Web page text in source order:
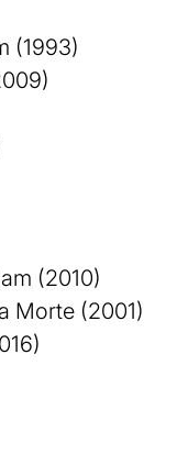
(1993)
(2010)
Morte (2001)